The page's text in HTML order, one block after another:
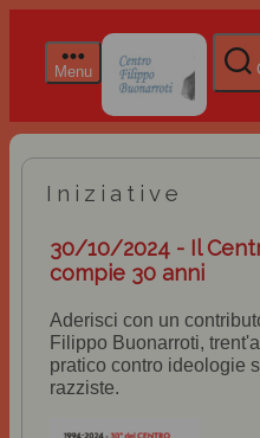
Menu
Iniziative
30/10/2024 - Il
compie 30 anni
Aderisci con un
Filippo Buonarroti,
pratico contro ideologie
razziste.